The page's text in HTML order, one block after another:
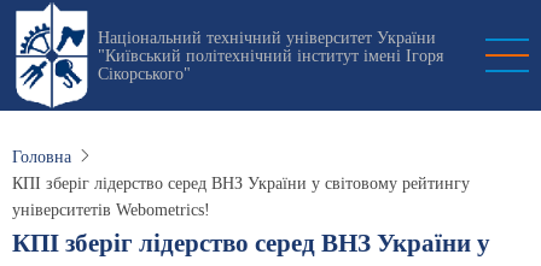
Перейти
основного
вмісту
Національний технічний університет України
"Київський політехнічний інститут імені Ігоря
Сікорського"
Головна
КПІ зберіг лідерство серед ВНЗ України у світовому рейтингу
університетів Webometrics!
КПІ зберіг лідерство серед ВНЗ України у